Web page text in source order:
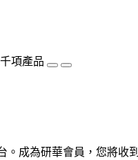
項產品
。成為研華會員，您將收